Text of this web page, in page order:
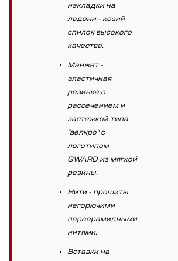
накладки на
ладони - козий
спилок высокого
качества.
Манжет -
эластичная
резинка с
рассечением и
застежкой типа
"велкро" с
логотипом
GWARD из мягкой
резины.
Нити - прошиты
негорючими
параарамидными
нитями.
Вставки на